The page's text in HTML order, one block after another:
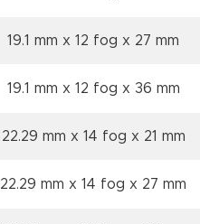
19.1 mm x 12 fog x 27 mm
19.1 mm x 12 fog x 36 mm
22.29 mm x 14 fog x 21 mm
22.29 mm x 14 fog x 27 mm